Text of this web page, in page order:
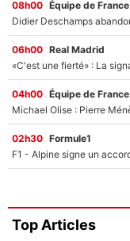
08h00 Équipe de France
06h00 Real Madrid
04h00 Équipe de France
02h30 Formule1
Top Articles